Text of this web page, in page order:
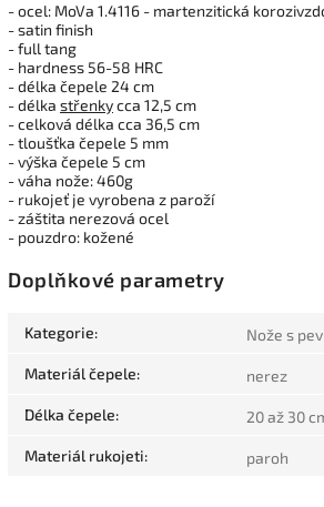
- ocel: MoVa 1.4116 - martenzitická
- satin finish
- full tang
- hardness 56-58 HRC
- délka čepele 24 cm
- délka střenkycca 12,5 cm
- celková délka cca 36,5 cm
- tloušťka čepele 5 mm
- výška čepele 5 cm
- váha nože: 460g
- rukojeť je vyrobena z paroží
- záštita nerezová ocel
- pouzdro: kožené
Doplňkové parametry
Kategorie: Nože s
Materiál čepele: nerez
Délka čepele: 20 až 30
Materiál rukojeti: paroh